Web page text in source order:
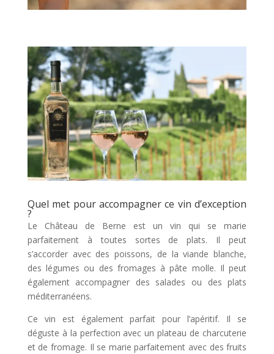
Quel met pour accompagner ce vin d’exception
?
Le Château de Berne est un vin qui se marie
parfaitement à toutes sortes de plats. Il peut
s’accorder avec des poissons, de la viande blanche,
des légumes ou des fromages à pâte molle. Il peut
également accompagner des salades ou des plats
méditerranéens.
Ce vin est également parfait pour l’apéritif. Il se
déguste à la perfection avec un plateau de charcuterie
et de fromage. Il se marie parfaitement avec des fruits